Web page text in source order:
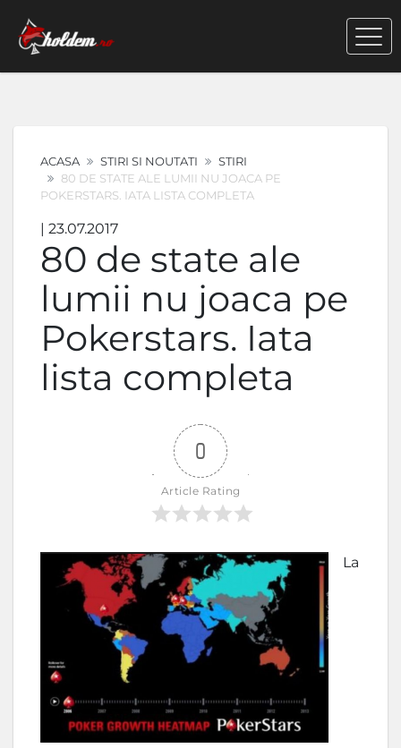
ACASA STIRI SI NOUTATI
STIRI
80 DE STATE ALE LUMII NU JOACA PE
POKERSTARS. IATA LISTA COMPLETA
| 23.07.2017
80 de state ale
lumii nu joaca pe
Pokerstars. Iata
lista completa
0
Article Rating
La